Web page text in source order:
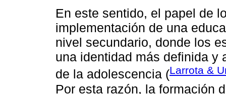
En este sentido, el papel de
implementación de una
nivel secundario, donde los
una identidad más definida y
de la adolescencia (Larrota &
Por esta razón, la formación